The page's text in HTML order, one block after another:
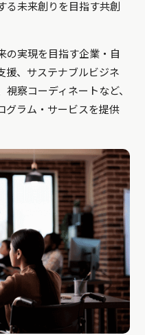
る未来創りを目指す共創
の実現を目指す企業・自
援、サステナブルビジネ
察コーディネートなど、
グラム・サービスを提供